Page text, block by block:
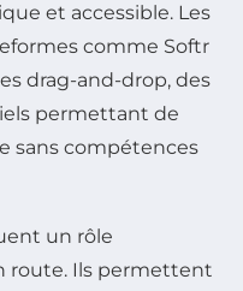
et accessible. Les
comme Softr
drag-and-drop, des
permettant de
sans compétences
un rôle
route. Ils permettent